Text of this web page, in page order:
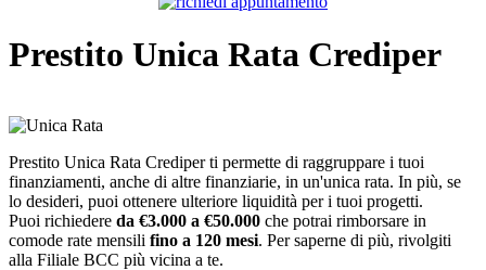
Prestito Unica Rata Crediper
Prestito Unica Rata Crediper ti permette di raggruppare i tuoi
finanziamenti, anche di altre finanziarie, in un'unica rata. In più, se
lo desideri, puoi ottenere ulteriore liquidità per i tuoi progetti.
Puoi richiedere da €3.000 a €50.000 che potrai rimborsare in
comode rate mensili fino a 120 mesi. Per saperne di più, rivolgiti
alla Filiale BCC più vicina a te.